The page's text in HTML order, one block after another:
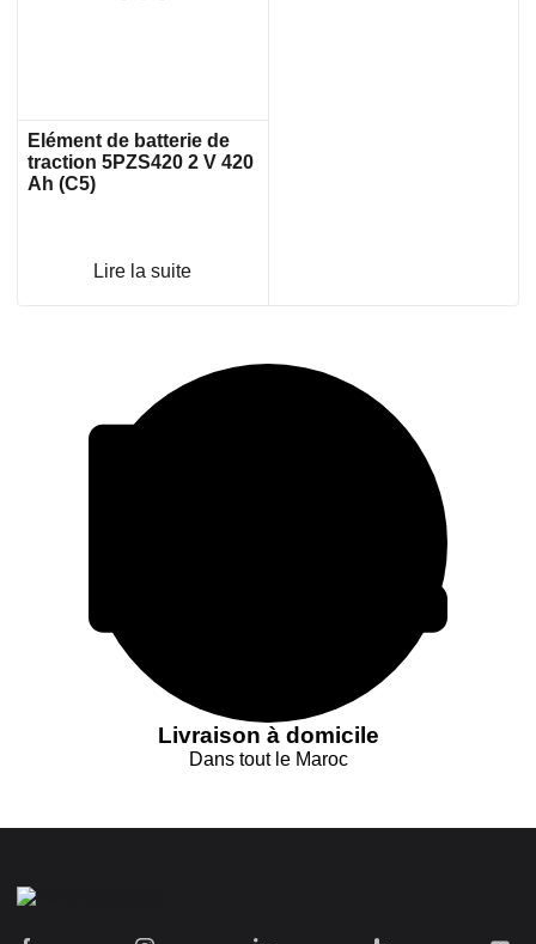
Elément de batterie de
traction 5PZS420 2 V 420
Ah (C5)
Lire la suite
Livraison à domicile
Dans tout le Maroc